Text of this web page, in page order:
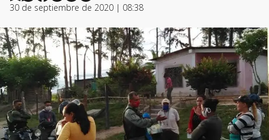
30 de septiembre de 2020 | 08:38